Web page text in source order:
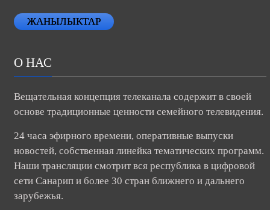
ЖАНЫЛЫКТАР
О НАС
Вещательная концепция телеканала содержит в своей
основе традиционные ценности семейного телевидения.
24 часа эфирного времени, оперативные выпуски
новостей, собственная линейка тематических программ.
Наши трансляции смотрит вся республика в цифровой
сети Санарип и более 30 стран ближнего и дальнего
зарубежья.